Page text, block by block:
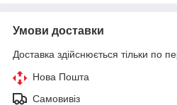
Умови доставки
Доставка здійснюється тільки по
Нова Пошта
Самовивіз